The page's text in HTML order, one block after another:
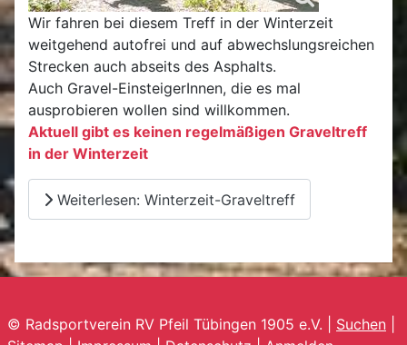
Wir fahren bei diesem Treff in der Winterzeit
weitgehend autofrei und auf abwechslungsreichen
Strecken auch abseits des Asphalts.
Auch Gravel-EinsteigerInnen, die es mal
ausprobieren wollen sind willkommen.
Aktuell gibt es keinen regelmäßigen Graveltreff
in der Winterzeit
Weiterlesen: Winterzeit-Graveltreff
© Radsportverein RV Pfeil Tübingen 1905 e.V. | Suchen